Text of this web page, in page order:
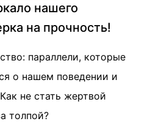
нашего
на прочность!
параллели, которые
о нашем поведении и
не стать жертвой
толпой?